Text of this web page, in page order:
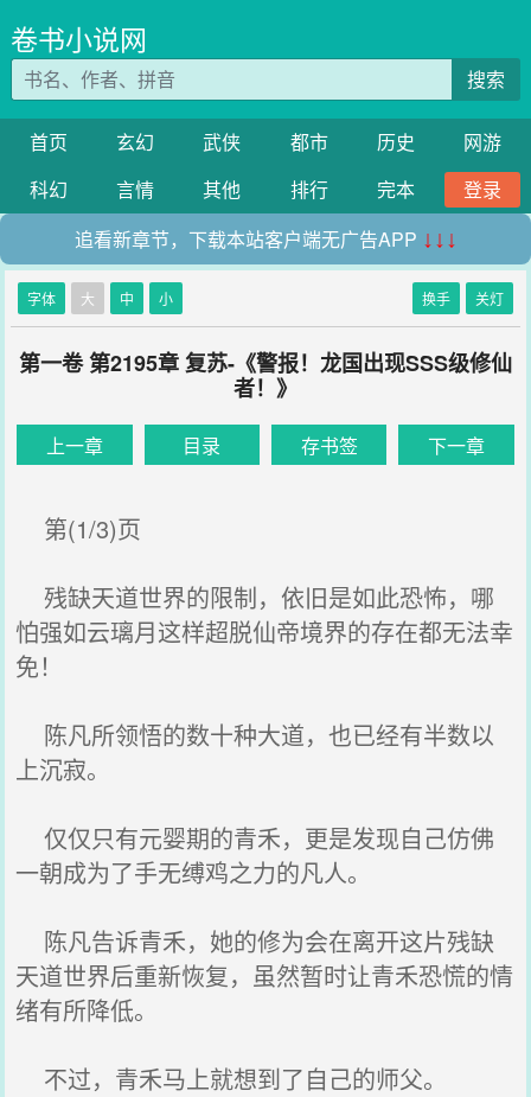
卷书小说网
搜索
首页 玄幻 武侠 都市 历史
网游
科幻
言情 其他 排行 完本
登录
追看新章节，下载本站客户端无广告APP ↓↓↓
字体 大 中 小 换手 关灯
第一卷 第2195章 复苏-《警报！龙国出现SSS级修仙
者！》
上一章 目录 存书签 下一章
第(1/3)页
残缺天道世界的限制，依旧是如此恐怖，哪
怕强如云璃月这样超脱仙帝境界的存在都无法幸
免！
陈凡所领悟的数十种大道，也已经有半数以
上沉寂。
仅仅只有元婴期的青禾，更是发现自己仿佛
一朝成为了手无缚鸡之力的凡人。
陈凡告诉青禾，她的修为会在离开这片残缺
天道世界后重新恢复，虽然暂时让青禾恐慌的情
绪有所降低。
不过，青禾马上就想到了自己的师父。